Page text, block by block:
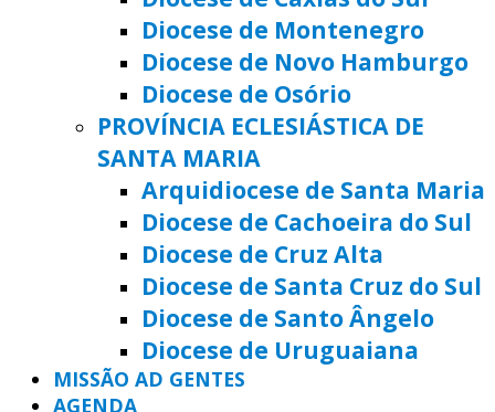
Diocese de Montenegro
Diocese de Novo Hamburgo
Diocese de Osório
PROVÍNCIA ECLESIÁSTICA DE
SANTA MARIA
Arquidiocese de Santa Maria
Diocese de Cachoeira do Sul
Diocese de Cruz Alta
Diocese de Santa Cruz do Sul
Diocese de Santo Ângelo
Diocese de Uruguaiana
MISSÃO AD GENTES
AGENDA